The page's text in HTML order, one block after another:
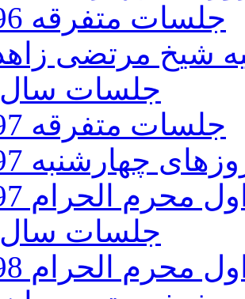
جلسات متفرقه 96
جلسات سال 97
جلسات متفرقه 97
چهارشنبه 97
محرم الحرام 97
جلسات سال 98
محرم الحرام 98